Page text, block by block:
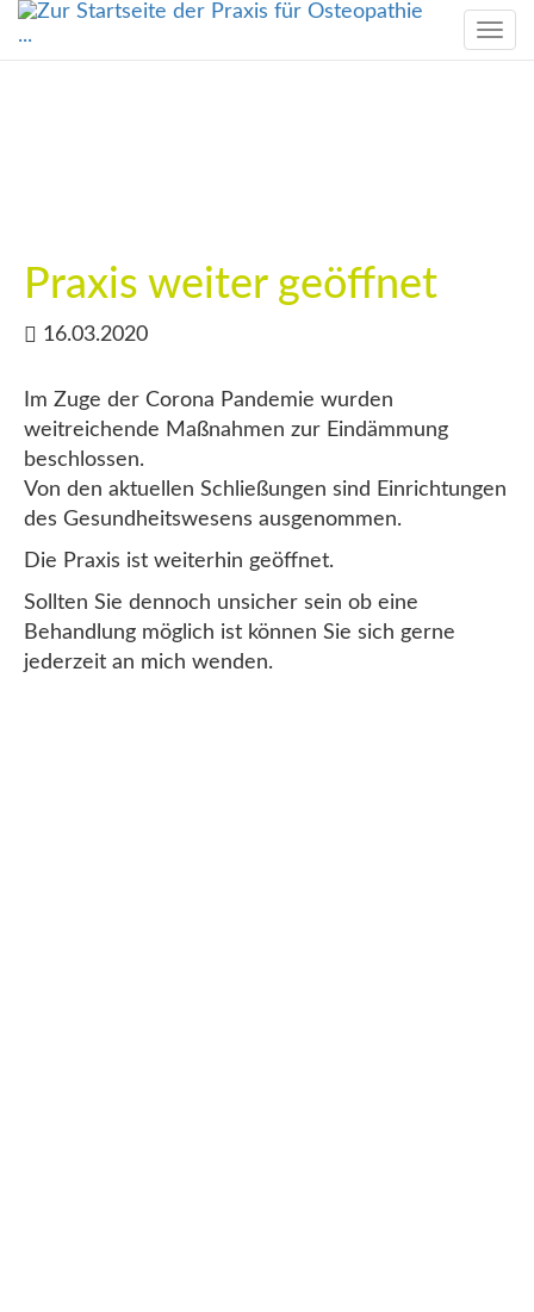
Praxis weiter geöffnet
16.03.2020
Im Zuge der Corona Pandemie wurden
weitreichende Maßnahmen zur Eindämmung
beschlossen.
Von den aktuellen Schließungen sind Einrichtungen
des Gesundheitswesens ausgenommen.
Die Praxis ist weiterhin geöffnet.
Sollten Sie dennoch unsicher sein ob eine
Behandlung möglich ist können Sie sich gerne
jederzeit an mich wenden.